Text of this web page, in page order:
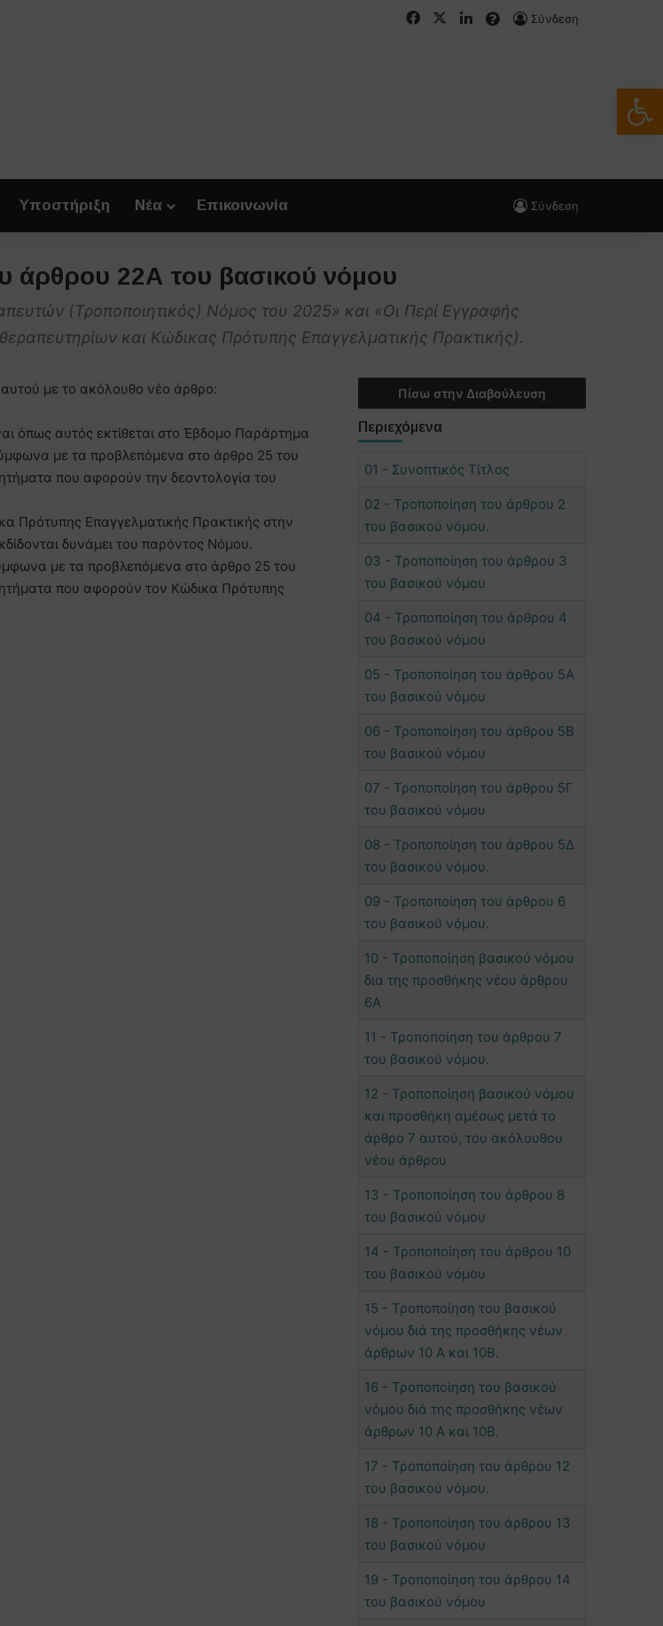
FacebookLinkedIn
FAQsΣύνδεση
Υποστήριξη Νέα Επικοινωνία Σύνδεση
άρθρου 22Α του βασικού νόμου
(Τροποποιητικός) Νόμος του 2025» και «Οι Περί Εγγραφής
και Κώδικας Πρότυπης Επαγγελματικής Πρακτικής).
με το ακόλουθο νέο άρθρο:
όπως αυτός εκτίθεται στο Έβδομο Παράρτημα
με τα προβλεπόμενα στο άρθρο 25 του
που αφορούν την δεοντολογία του
Πρότυπης Επαγγελματικής Πρακτικής στην
δυνάμει του παρόντος Νόμου.
με τα προβλεπόμενα στο άρθρο 25 του
που αφορούν τον Κώδικα Πρότυπης
Πίσω στην Διαβούλευση
Περιεχόμενα
01 - Συνοπτικός Τίτλος
02 - Τροποποίηση του άρθρου 2
του βασικού νόμου.
03 - Τροποποίηση του άρθρου 3
του βασικού νόμου
04 - Τροποποίηση του άρθρου 4
του βασικού νόμου
05 - Τροποποίηση του άρθρου 5Α
του βασικού νόμου
06 - Τροποποίηση του άρθρου 5Β
του βασικού νόμου
07 - Τροποποίηση του άρθρου 5Γ
του βασικού νόμου
08 - Τροποποίηση του άρθρου 5Δ
του βασικού νόμου.
09 - Τροποποίηση του άρθρου 6
του βασικού νόμου.
10 - Τροποποίηση βασικού νόμου
δια της προσθήκης νέου άρθρου
6Α
11 - Τροποποίηση του άρθρου 7
του βασικού νόμου.
12 - Τροποποίηση βασικού νόμου
και προσθήκη αμέσως μετά το
άρθρο 7 αυτού, του ακόλουθου
νέου άρθρου
13 - Τροποποίηση του άρθρου 8
του βασικού νόμου
14 - Τροποποίηση του άρθρου 10
του βασικού νόμου
15 - Τροποποίηση του βασικού
νόμου διά της προσθήκης νέων
άρθρων 10 Α και 10Β.
16 - Τροποποίηση του βασικού
νόμου διά της προσθήκης νέων
άρθρων 10 Α και 10Β.
17 - Τροποποίηση του άρθρου 12
του βασικού νόμου.
18 - Τροποποίηση του άρθρου 13
του βασικού νόμου
19 - Τροποποίηση του άρθρου 14
του βασικού νόμου